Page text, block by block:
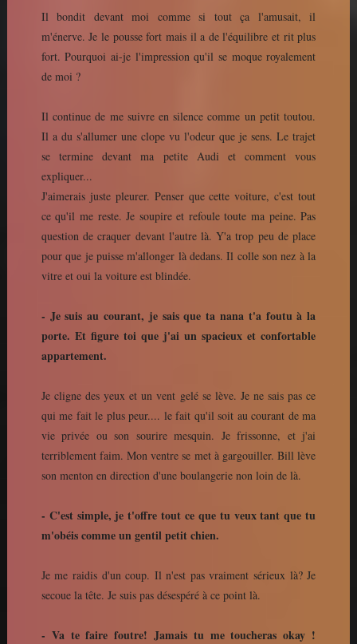
Il bondit devant moi comme si tout ça l'amusait, il
m'énerve. Je le pousse fort mais il a de l'équilibre et rit plus
fort. Pourquoi ai-je l'impression qu'il se moque royalement
de moi ?
Il continue de me suivre en silence comme un petit toutou.
Il a du s'allumer une clope vu l'odeur que je sens. Le trajet
se termine devant ma petite Audi et comment vous
expliquer...
J'aimerais juste pleurer. Penser que cette voiture, c'est tout
ce qu'il me reste. Je soupire et refoule toute ma peine. Pas
question de craquer devant l'autre là. Y'a trop peu de place
pour que je puisse m'allonger là dedans. Il colle son nez à la
vitre et oui la voiture est blindée.
- Je suis au courant, je sais que ta nana t'a foutu à la
porte. Et figure toi que j'ai un spacieux et confortable
appartement.
Je cligne des yeux et un vent gelé se lève. Je ne sais pas ce
qui me fait le plus peur.... le fait qu'il soit au courant de ma
vie privée ou son sourire mesquin. Je frissonne, et j'ai
terriblement faim. Mon ventre se met à gargouiller. Bill lève
son menton en direction d'une boulangerie non loin de là.
- C'est simple, je t'offre tout ce que tu veux tant que tu
m'obéis comme un gentil petit chien.
Je me raidis d'un coup. Il n'est pas vraiment sérieux là? Je
secoue la tête. Je suis pas désespéré à ce point là.
- Va te faire foutre! Jamais tu me toucheras okay !